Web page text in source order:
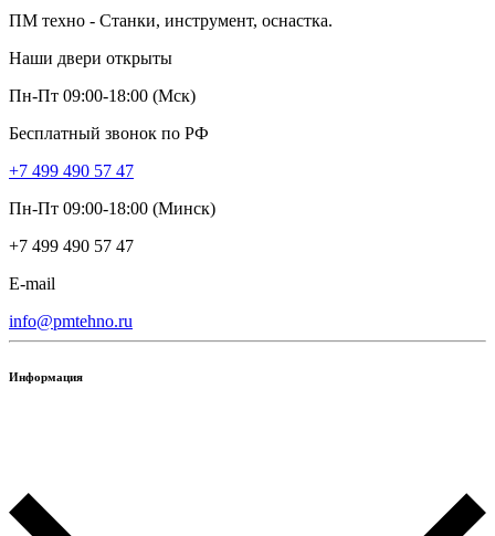
ПМ техно - Станки, инструмент, оснастка.
Наши двери открыты
Пн-Пт 09:00-18:00 (Мск)
Бесплатный звонок по РФ
+7 499 490 57 47
Пн-Пт 09:00-18:00 (Минск)
+7 499 490 57 47
E-mail
info@pmtehno.ru
Информация